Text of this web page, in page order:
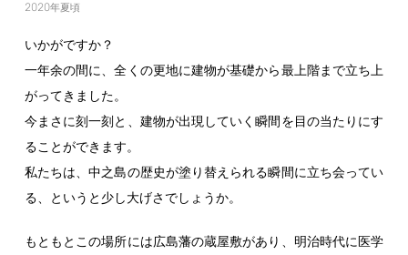
2020年夏頃
いかがですか？
一年余の間に、全くの更地に建物が基礎から最上階まで立ち上
がってきました。
今まさに刻一刻と、建物が出現していく瞬間を目の当たりにす
ることができます。
私たちは、中之島の歴史が塗り替えられる瞬間に立ち会ってい
る、というと少し大げさでしょうか。
もともとこの場所には広島藩の蔵屋敷があり、明治時代に医学